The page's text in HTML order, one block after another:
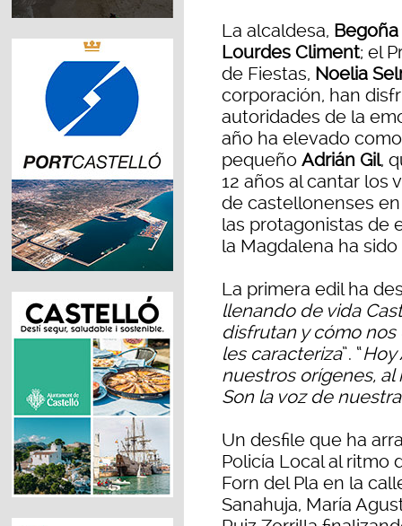
La alcaldesa,
Lourdes Climent; el
de Fiestas, Noelia
corporación, han
autoridades de la
año ha elevado
pequeño Adrián Gil,
12 años al cantar los
de castellonenses
las protagonistas de
la Magdalena ha
La primera edil ha
llenando de vida
disfrutan y cómo
les caracteriza”. “Hoy
nuestros orígenes, al
Son la voz de
Un desfile que ha
Policía Local al ritmo
Forn del Pla en la
Sanahuja, María